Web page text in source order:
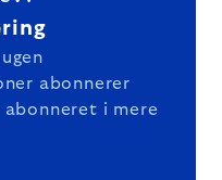
abonnerer
abonneret i mere